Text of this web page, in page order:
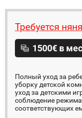
Требуется няня
1500€ в
Полный уход за
уборку детской
уход за детскими
соблюдение режима
соответствующих